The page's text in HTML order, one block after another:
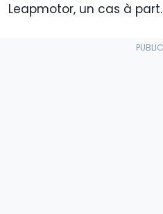
Leapmotor, un cas à part.